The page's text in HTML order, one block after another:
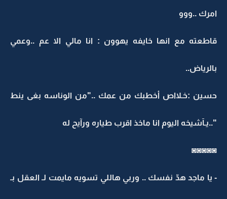
امرك ..ووو
قاطعته مع انها خايفه يهوون : انا مالي الا عم ..وعمي
بالرياض..
حسين :خـلااص أخطبك من عمك .."من الوناسه بغى ينط
"..يـآشيخه اليوم انا ماخذ اقرب طياره ورآيح له
◙◙◙◙◙
- يا ماجد هدّ نفسك .. وربي هاللي تسويه مايمت لـ العقل بـ